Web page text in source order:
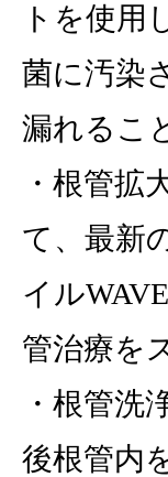
トを使用
菌に汚染
漏れるこ
・根管拡
て、最新
イル
管治療を
・根管洗
後根管内